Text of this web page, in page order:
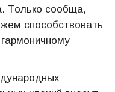
Только сообща,
способствовать